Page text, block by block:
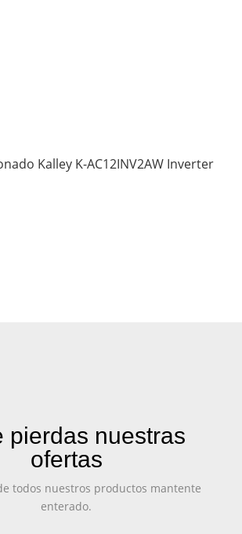
Kalley K-AC12INV2AW Inverter
pierdas nuestras
ofertas
todos nuestros productos mantente
enterado.